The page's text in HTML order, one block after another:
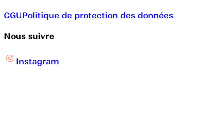
CGUPolitique de protection des données
Nous suivre
Instagram